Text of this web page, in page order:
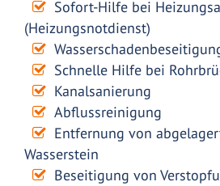
Sofort-Hilfe bei
(Heizungsnotdienst)
Schnelle Hilfe bei
Kanalsanierung
Abflussreinigung
Entfernung von
Wasserstein
Beseitigung von